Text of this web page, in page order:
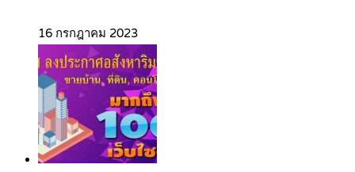
16 กรกฎาคม 2023